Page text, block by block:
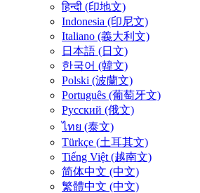
हिन्दी (印地文)
Indonesia (印尼文)
Italiano (義大利文)
日本語 (日文)
한국어 (韓文)
Polski (波蘭文)
Português (葡萄牙文)
Русский (俄文)
ไทย (泰文)
Türkçe (土耳其文)
Tiếng Việt (越南文)
简体中文 (中文)
繁體中文 (中文)